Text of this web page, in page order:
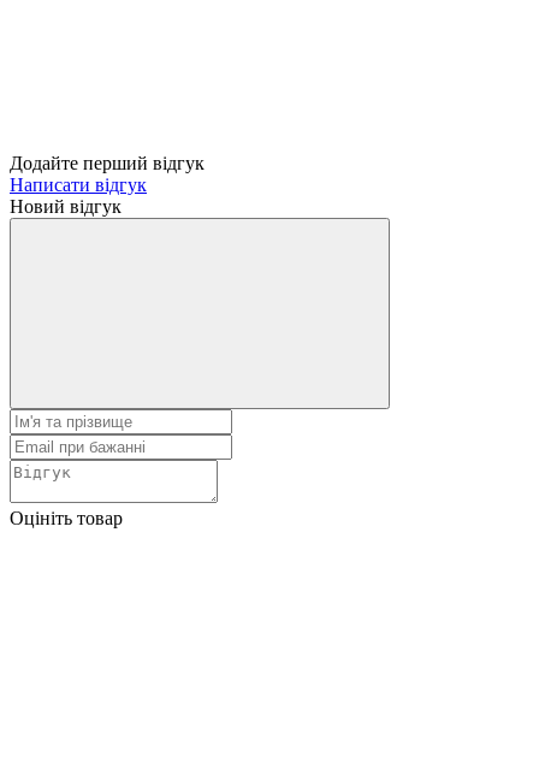
Додайте перший відгук
Написати відгук
Новий відгук
Оцініть товар